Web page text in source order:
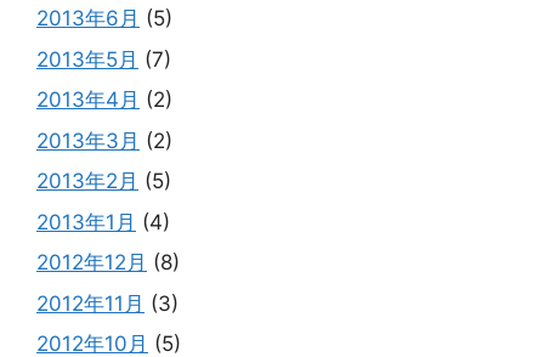
2013年6月 (5)
2013年5月 (7)
2013年4月 (2)
2013年3月 (2)
2013年2月 (5)
2013年1月 (4)
2012年12月 (8)
2012年11月 (3)
2012年10月 (5)